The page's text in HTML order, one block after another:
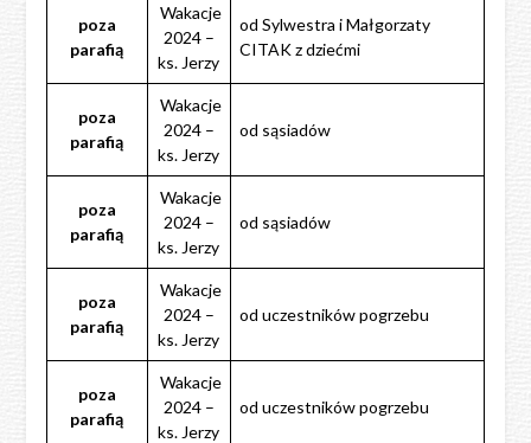
poza
parafią
Wakacje
2024 –
ks. Jerzy
od Sylwestra i Małgorzaty
CITAK z dziećmi
poza
parafią
Wakacje
2024 –
ks. Jerzy
od sąsiadów
poza
parafią
Wakacje
2024 –
ks. Jerzy
od sąsiadów
poza
parafią
Wakacje
2024 –
ks. Jerzy
od uczestników pogrzebu
poza
parafią
Wakacje
2024 –
ks. Jerzy
od uczestników pogrzebu